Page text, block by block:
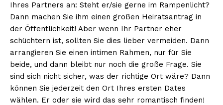
Ihres Partners an: Steht er/sie gerne im Rampenlicht?
Dann machen Sie ihm einen großen Heiratsantrag in
der Öffentlichkeit! Aber wenn Ihr Partner eher
schüchtern ist, sollten Sie dies lieber vermeiden. Dann
arrangieren Sie einen intimen Rahmen, nur für Sie
beide, und dann bleibt nur noch die große Frage. Sie
sind sich nicht sicher, was der richtige Ort wäre? Dann
können Sie jederzeit den Ort Ihres ersten Dates
wählen. Er oder sie wird das sehr romantisch finden!